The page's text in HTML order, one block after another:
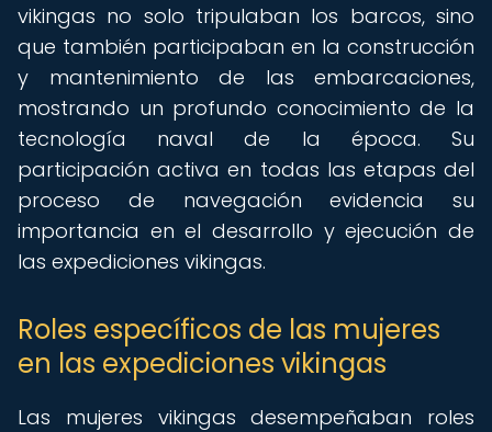
vikingas no solo tripulaban los barcos, sino
que también participaban en la construcción
y mantenimiento de las embarcaciones,
mostrando un profundo conocimiento de la
tecnología naval de la época. Su
participación activa en todas las etapas del
proceso de navegación evidencia su
importancia en el desarrollo y ejecución de
las expediciones vikingas.
Roles específicos de las mujeres
en las expediciones vikingas
Las mujeres vikingas desempeñaban roles